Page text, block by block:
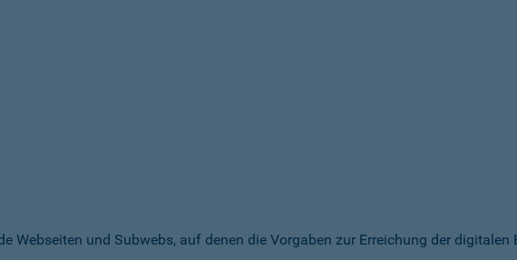
Webseiten und Subwebs, auf denen die Vorgaben zur Erreichung der